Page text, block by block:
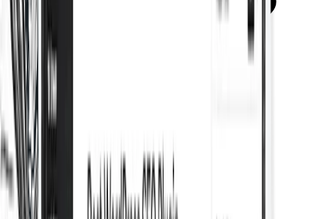
Breadcrumbs